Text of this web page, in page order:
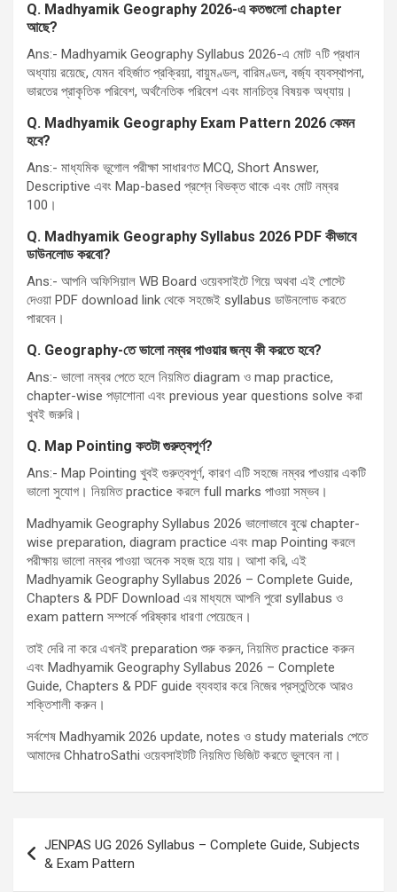
Q. Madhyamik Geography 2026-এ কতগুলো chapter
আছে?
Ans:- Madhyamik Geography Syllabus 2026-এ মোট ৭টি প্রধান
অধ্যায় রয়েছে, যেমন বহির্জাত প্রক্রিয়া, বায়ুমণ্ডল, বারিমণ্ডল, বর্জ্য ব্যবস্থাপনা,
ভারতের প্রাকৃতিক পরিবেশ, অর্থনৈতিক পরিবেশ এবং মানচিত্র বিষয়ক অধ্যায়।
Q. Madhyamik Geography Exam Pattern 2026 কেমন
হবে?
Ans:- মাধ্যমিক ভূগোল পরীক্ষা সাধারণত MCQ, Short Answer,
Descriptive এবং Map-based প্রশ্নে বিভক্ত থাকে এবং মোট নম্বর
100।
Q. Madhyamik Geography Syllabus 2026 PDF কীভাবে
ডাউনলোড করবো?
Ans:- আপনি অফিসিয়াল WB Board ওয়েবসাইটে গিয়ে অথবা এই পোস্টে
দেওয়া PDF download link থেকে সহজেই syllabus ডাউনলোড করতে
পারবেন।
Q. Geography-তে ভালো নম্বর পাওয়ার জন্য কী করতে হবে?
Ans:- ভালো নম্বর পেতে হলে নিয়মিত diagram ও map practice,
chapter-wise পড়াশোনা এবং previous year questions solve করা
খুবই জরুরি।
Q. Map Pointing কতটা গুরুত্বপূর্ণ?
Ans:- Map Pointing খুবই গুরুত্বপূর্ণ, কারণ এটি সহজে নম্বর পাওয়ার একটি
ভালো সুযোগ। নিয়মিত practice করলে full marks পাওয়া সম্ভব।
Madhyamik Geography Syllabus 2026 ভালোভাবে বুঝে chapter-
wise preparation, diagram practice এবং map Pointing করলে
পরীক্ষায় ভালো নম্বর পাওয়া অনেক সহজ হয়ে যায়। আশা করি, এই
Madhyamik Geography Syllabus 2026 – Complete Guide,
Chapters & PDF Download এর মাধ্যমে আপনি পুরো syllabus ও
exam pattern সম্পর্কে পরিষ্কার ধারণা পেয়েছেন।
তাই দেরি না করে এখনই preparation শুরু করুন, নিয়মিত practice করুন
এবং Madhyamik Geography Syllabus 2026 – Complete
Guide, Chapters & PDF guide ব্যবহার করে নিজের প্রস্তুতিকে আরও
শক্তিশালী করুন।
সর্বশেষ Madhyamik 2026 update, notes ও study materials পেতে
আমাদের ChhatroSathi ওয়েবসাইটটি নিয়মিত ভিজিট করতে ভুলবেন না।
navigation
JENPAS UG 2026 Syllabus – Complete Guide, Subjects
& Exam Pattern